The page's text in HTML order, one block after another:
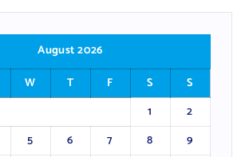
August 2026
W T F S
S
1
2
5 6 7 8
9